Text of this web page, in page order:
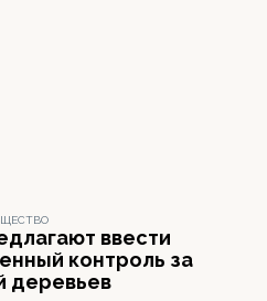
ввести
контроль за
деревьев